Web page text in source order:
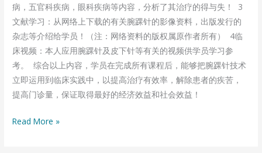
病，五官科疾病，眼科疾病等内容，分析了其治疗的得与失！ 3
文献学习：从网络上下载的有关腕踝针的影像资料，出版发行的
杂志等介绍给学员！（注：网络资料的版权属原作者所有） 4临
床视频：本人应用腕踝针及皮下针等有关的视频供学员学习参
考。 综合以上内容，学员在完成所有课程后，能够把腕踝针技术
立即运用到临床实践中，以提高治疗有效率，解除患者的疾苦，
提高门诊量，保证取得最好的经济效益和社会效益！
Read More »